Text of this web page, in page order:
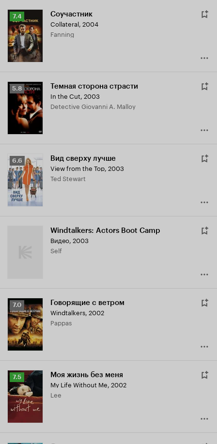
Рейтинг
Кинопоиска
7.4
7.4 Соучастник
Collateral, 2004
Fanning
Рейтинг
Кинопоиска
5.8
5.8 Темная сторона страсти
In the Cut, 2003
Detective Giovanni A. Malloy
Рейтинг
Кинопоиска
6.6
6.6 Вид сверху лучше
View from the Top, 2003
Ted Stewart
Windtalkers: Actors Boot Camp
Видео, 2003
Self
Рейтинг
Кинопоиска
7.0
7.0 Говорящие с ветром
Windtalkers, 2002
Pappas
Рейтинг
Кинопоиска
7.5
7.5 Моя жизнь без меня
My Life Without Me, 2002
Lee